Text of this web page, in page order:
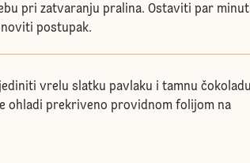
pri zatvaranju pralina. Ostaviti par
postupak.
vrelu slatku pavlaku i tamnu
ohladi prekriveno providnom folijom na